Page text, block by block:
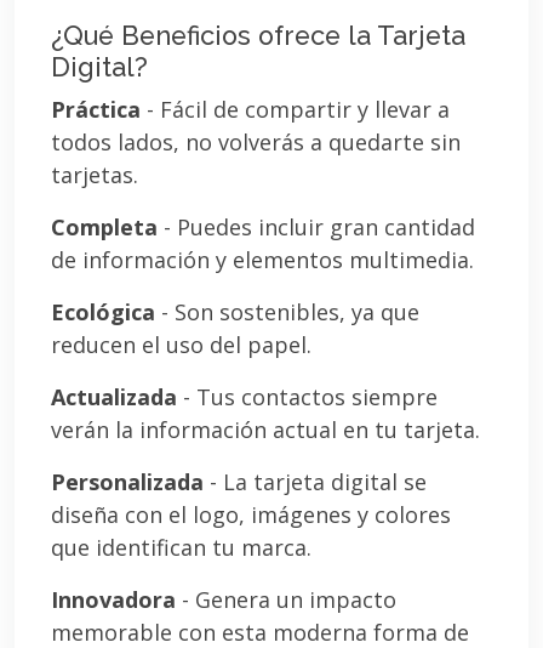
¿Qué Beneficios ofrece la Tarjeta
Digital?
Práctica - Fácil de compartir y llevar a
todos lados, no volverás a quedarte sin
tarjetas.
Completa - Puedes incluir gran cantidad
de información y elementos multimedia.
Ecológica - Son sostenibles, ya que
reducen el uso del papel.
Actualizada - Tus contactos siempre
verán la información actual en tu tarjeta.
Personalizada - La tarjeta digital se
diseña con el logo, imágenes y colores
que identifican tu marca.
Innovadora - Genera un impacto
memorable con esta moderna forma de